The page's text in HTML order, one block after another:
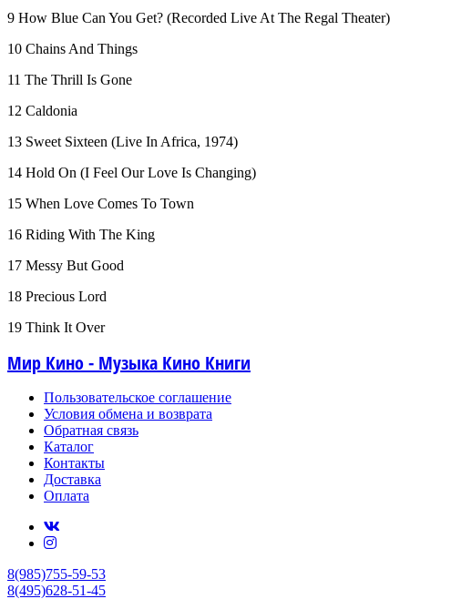
9 How Blue Can You Get? (Recorded Live At The Regal Theater)
10 Chains And Things
11 The Thrill Is Gone
12 Caldonia
13 Sweet Sixteen (Live In Africa, 1974)
14 Hold On (I Feel Our Love Is Changing)
15 When Love Comes To Town
16 Riding With The King
17 Messy But Good
18 Precious Lord
19 Think It Over
Мир Кино - Музыка Кино Книги
Пользовательское соглашение
Условия обмена и возврата
Обратная связь
Каталог
Контакты
Доставка
Оплата
8(985)755-59-53
8(495)628-51-45